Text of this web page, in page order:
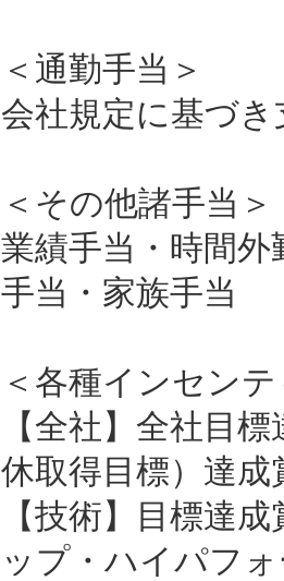
＜通勤手当＞
会社規定に基づき
＜その他諸手当＞
業績手当・時間
手当・家族手当
＜各種インセン
【全社】全社目
休取得目標）達成
【技術】目標達
ップ・ハイパフ